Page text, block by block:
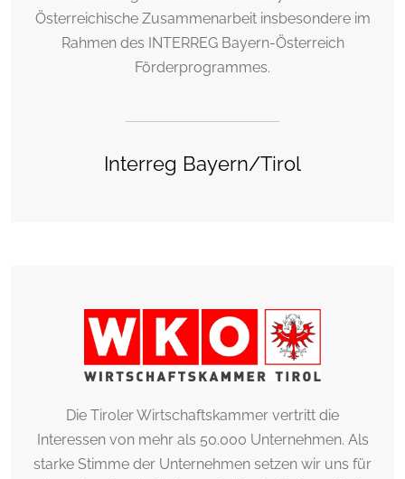
Österreichische Zusammenarbeit insbesondere im
Rahmen des INTERREG Bayern-Österreich
Förderprogrammes.
Interreg Bayern/Tirol
Die Tiroler Wirtschaftskammer vertritt die
Interessen von mehr als 50.000 Unternehmen. Als
starke Stimme der Unternehmen setzen wir uns für